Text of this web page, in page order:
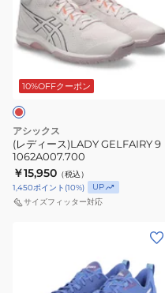
ー
ス)LADY
GELFAIRY
1062A007.700
10%OFFクーポン
アシックス
(レディース)LADY GELFAIRY 9
1062A007.700
￥15,950 （税込）
1,450ポイント (10%)
UP
サイズフィッター対応
グ
ー
ル
ー